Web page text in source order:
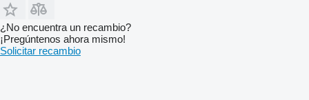
¿No encuentra un recambio?
¡Pregúntenos ahora mismo!
Solicitar recambio